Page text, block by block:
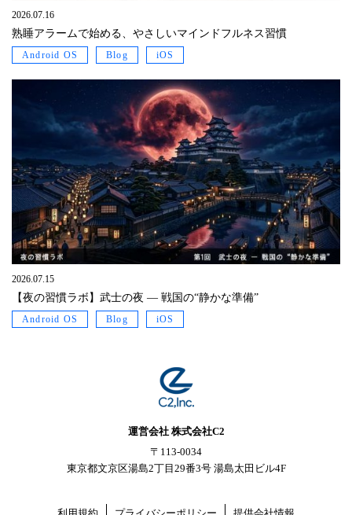
2026.07.16
熟睡アラームで始める、やさしいマインドフルネス習慣
Android OS Blog iOS
2026.07.15
【夜の習慣ラボ】武士の夜 ― 戦国の“静かな準備”
Android OS Blog iOS
運営会社 株式会社C2
〒113-0034
東京都文京区湯島2丁目29番3号 湯島太田ビル4F